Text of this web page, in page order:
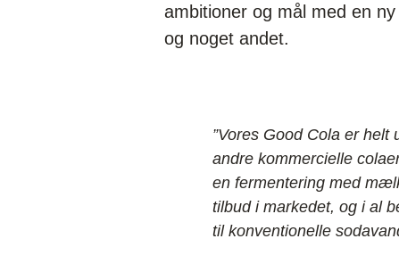
ambitioner og mål med en
og noget andet.
​”Vores Good Cola er
andre kommercielle
en fermentering med
tilbud i markedet, og i al
til konventionelle